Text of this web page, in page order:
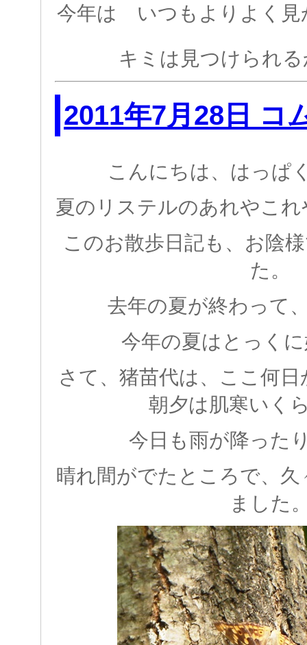
今年は いつもよりよく見
キミは見つけられ
2011年7月28日 コ
こんにちは、はっぱ
夏のリステルのあれやこ
このお散歩日記も、お陰
た。
去年の夏が終わって
今年の夏はとっく
さて、猪苗代は、ここ何
朝夕は肌寒いく
今日も雨が降った
晴れ間がでたところで、
ました